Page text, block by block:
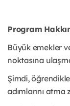
Program
Büyük emekler
noktasına
Şimdi,
adımlarını atma